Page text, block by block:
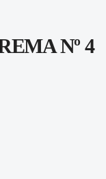
Nº 4